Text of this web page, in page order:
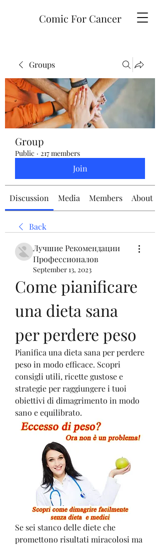
Comic For Cancer
Groups
Group
Public · 217 members
Join
Discussion Media Members About
Back
Лучшие Рекомендации
Профессионалов
September 13, 2023
Come pianificare
una dieta sana
per perdere peso
Pianifica una dieta sana per perdere
peso in modo efficace. Scopri
consigli utili, ricette gustose e
strategie per raggiungere i tuoi
obiettivi di dimagrimento in modo
sano e equilibrato.
Se sei stanco delle diete che
promettono risultati miracolosi ma